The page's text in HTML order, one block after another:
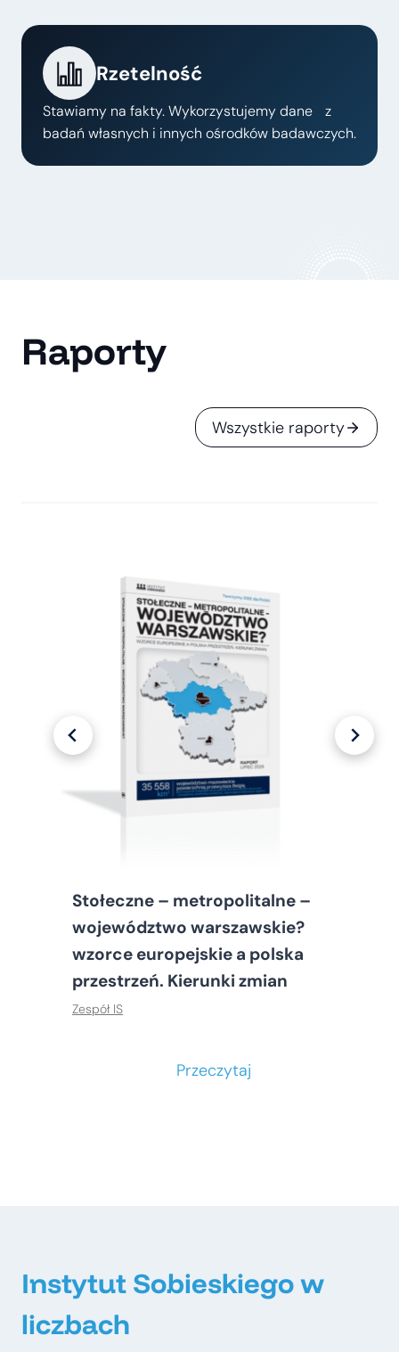
Rzetelność
Stawiamy na fakty. Wykorzystujemy dane z
badań własnych i innych ośrodków badawczych.
Raporty
Wszystkie raporty
Stołeczne – metropolitalne –
województwo warszawskie?
wzorce europejskie a polska
przestrzeń. Kierunki zmian
Zespół IS
Przeczytaj
–
Instytut Sobieskiego w
liczbach